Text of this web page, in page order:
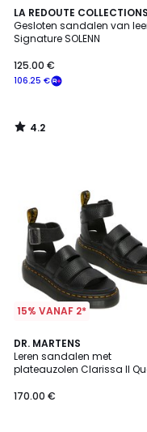
LA REDOUTE COLLECTIONS
Gesloten sandalen van
Signature SOLENN
106.25 €
125.00 €
4.2
/ 5
4.2
/
15% VANAF 2*
DR. MARTENS
Leren sandalen met
plateauzolen Clarissa II
170.00 €
5
/
5